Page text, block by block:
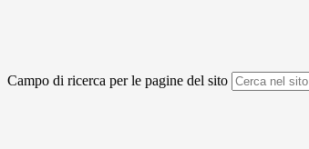
Campo di ricerca per le pagine del sito